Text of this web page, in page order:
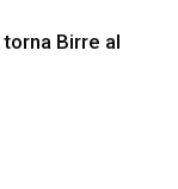
Birre al